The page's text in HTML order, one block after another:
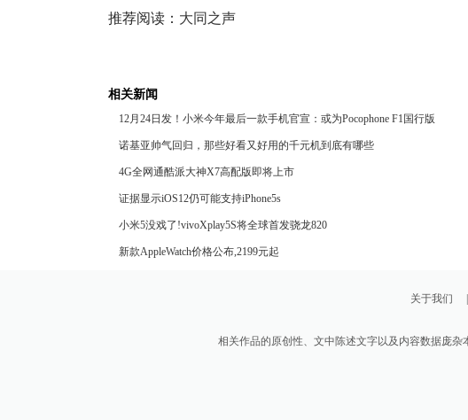
推荐阅读： 大同之声
相关新闻
12月24日发！小米今年最后一款手机官宣：或为Pocophone F1国行版
诺基亚帅气回归，那些好看又好用的千元机到底有哪些
4G全网通酷派大神X7高配版即将上市
证据显示iOS12仍可能支持iPhone5s
小米5没戏了!vivoXplay5S将全球首发骁龙820
新款AppleWatch价格公布,2199元起
关于我们
相关作品的原创性、文中陈述文字以及内容数据庞